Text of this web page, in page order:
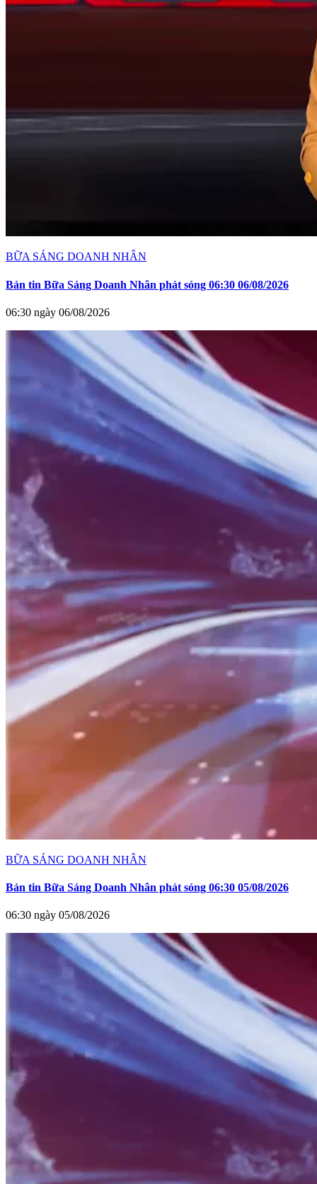
BỮA SÁNG DOANH NHÂN
Bản tin Bữa Sáng Doanh Nhân phát sóng 06:30 06/08/2026
06:30 ngày 06/08/2026
BỮA SÁNG DOANH NHÂN
Bản tin Bữa Sáng Doanh Nhân phát sóng 06:30 05/08/2026
06:30 ngày 05/08/2026